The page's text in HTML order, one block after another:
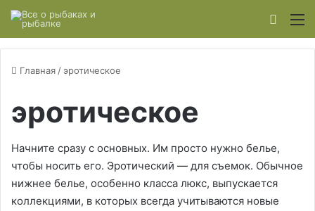
Главная /эротическое
эротическое
Начните сразу с основных. Им просто нужно белье,
чтобы носить его. Эротический — для съемок. Обычное
нижнее белье, особенно класса люкс, выпускается
коллекциями, в которых всегда учитываются новые